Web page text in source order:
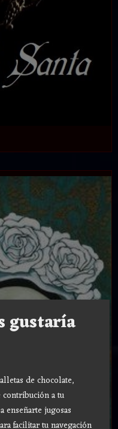
gustaría
de chocolate,
a tu
enseñarte jugosas
facilitar tu navegación